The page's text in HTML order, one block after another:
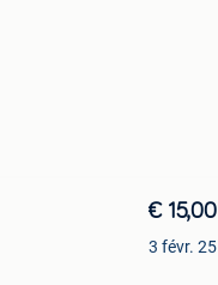
€ 15,00
3 févr. 25